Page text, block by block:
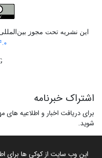
این وب سایت از کوکی ها برای
این نشریه تحت مجوز
اشتراک خبرنامه
برای دریافت اخبار و اطلاعیه
شوید.